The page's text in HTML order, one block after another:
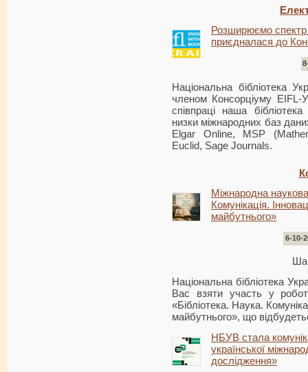
Розширюємо
приєдналася до
Національна бібліотека
членом Консорціуму EIFL-
співпраці наша
низки міжнародних баз
Elgar Online, MSP
Euclid, Sage Journals.
Міжнародна
Комунікація.
майбутнього»
6-10-
Національна бібліотека
Вас взяти участь у
«Бібліотека. Наука.
майбутнього», що
НБУВ стала
української
дослідження»